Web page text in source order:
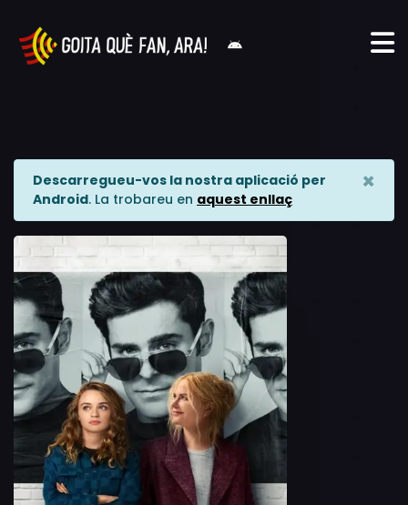
Descarregueu-vos la nostra aplicació per
Android. La trobareu en aquest enllaç
×